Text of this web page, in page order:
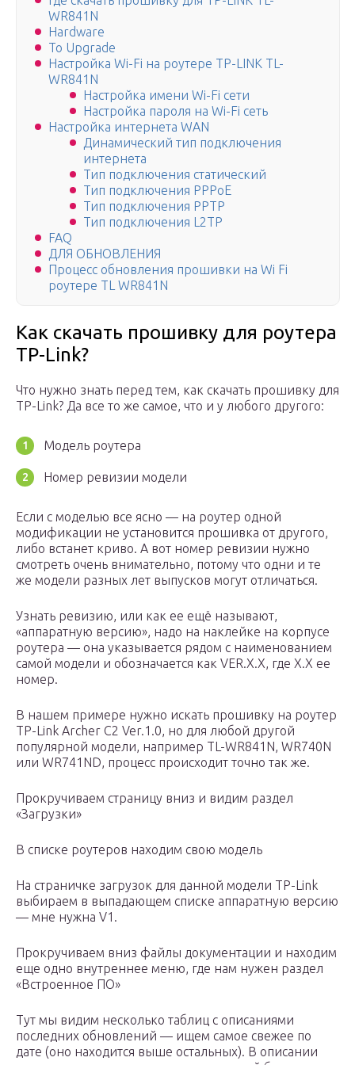
WR841N
Hardware
To Upgrade
Настройка Wi-Fi на роутере TP-LINK TL-
WR841N
Настройка имени Wi-Fi сети
Настройка пароля на Wi-Fi сеть
Настройка интернета WAN
Динамический тип подключения
интернета
Тип подключения статический
Тип подключения PPPoE
Тип подключения PPTP
Тип подключения L2TP
FAQ
ДЛЯ ОБНОВЛЕНИЯ
Процесс обновления прошивки на Wi Fi
роутере TL WR841N
Как скачать прошивку для роутера
TP-Link?
Что нужно знать перед тем, как скачать прошивку для
TP-Link? Да все то же самое, что и у любого другого:
Модель роутера
Номер ревизии модели
Если с моделью все ясно — на роутер одной
модификации не установится прошивка от другого,
либо встанет криво. А вот номер ревизии нужно
смотреть очень внимательно, потому что одни и те
же модели разных лет выпусков могут отличаться.
Узнать ревизию, или как ее ещё называют,
«аппаратную версию», надо на наклейке на корпусе
роутера — она указывается рядом с наименованием
самой модели и обозначается как VER.Х.Х, где Х.Х ее
номер.
В нашем примере нужно искать прошивку на роутер
TP-Link Archer C2 Ver.1.0, но для любой другой
популярной модели, например TL-WR841N, WR740N
или WR741ND, процесс происходит точно так же.
Прокручиваем страницу вниз и видим раздел
«Загрузки»
В списке роутеров находим свою модель
На страничке загрузок для данной модели TP-Link
выбираем в выпадающем списке аппаратную версию
— мне нужна V1.
Прокручиваем вниз файлы документации и находим
еще одно внутреннее меню, где нам нужен раздел
«Встроенное ПО»
Тут мы видим несколько таблиц с описаниями
последних обновлений — ищем самое свежее по
дате (оно находится выше остальных). В описании